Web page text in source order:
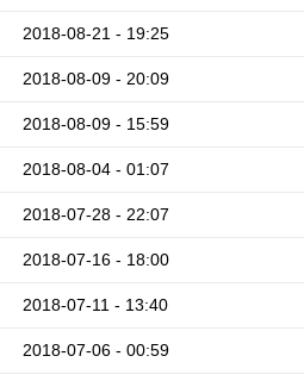
2018-08-21 - 19:25
2018-08-09 - 20:09
2018-08-09 - 15:59
2018-08-04 - 01:07
2018-07-28 - 22:07
2018-07-16 - 18:00
2018-07-11 - 13:40
2018-07-06 - 00:59